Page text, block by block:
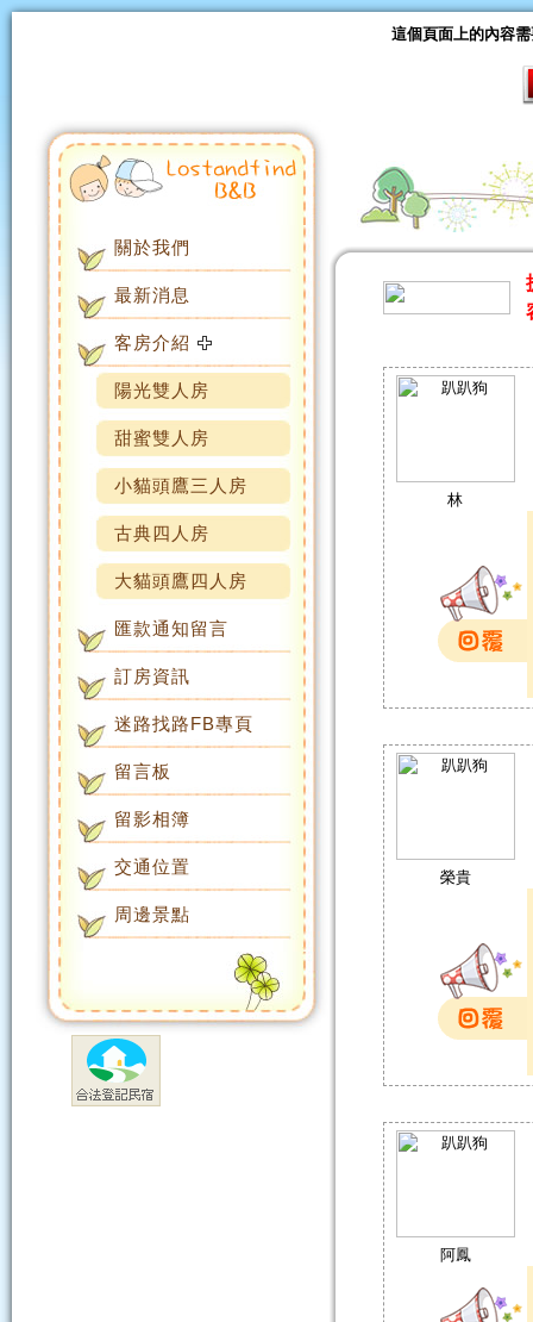
這個頁面上的內容
關於我們
最新消息
客房介紹
陽光雙人房
甜蜜雙人房
小貓頭鷹三人房
古典四人房
大貓頭鷹四人房
匯款通知留言
訂房資訊
迷路找路FB專頁
留言板
留影相簿
交通位置
周邊景點
林
榮貴
阿鳳